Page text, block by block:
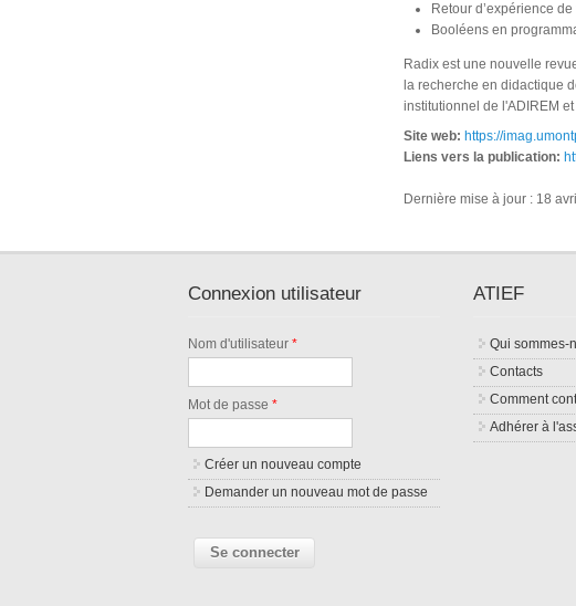
Retour d’expérience
Booléens en
Radix est une nouvelle
la recherche en didactique
institutionnel de l'ADIREM et
Site web: https://
Liens vers la publication:
Dernière mise à jour : 18
Connexion utilisateur
Nom d'utilisateur*
Mot de passe*
Créer un nouveau compte
Demander un nouveau mot de passe
ATIEF
Qui sommes-
Contacts
Comment
Adhérer à